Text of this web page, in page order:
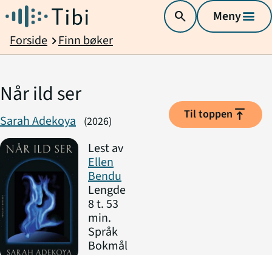
search Menymenu
Forside chevron_rightFinn bøker
Når ild ser
Sarah Adekoya (2026)
Lest av
Ellen
Bendu
Lengde
8 t. 53
min.
Språk
Bokmål
Til toppen vertical_align_top